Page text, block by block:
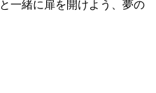
一緒に扉を開けよう、夢の